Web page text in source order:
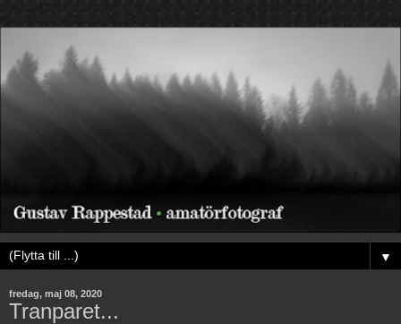
▼
fredag, maj 08, 2020
Tranparet...